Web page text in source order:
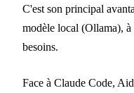
C'est son principal
modèle local (Ollama),
besoins.
Face à Claude Code,